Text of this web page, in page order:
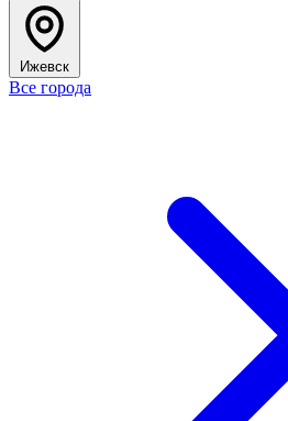
Ижевск
Все города